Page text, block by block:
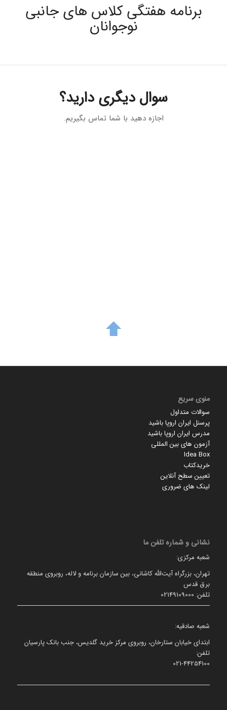
برنامه هفتگی کلاس های جانبی
نوجوانان
سوال دیگری دارید؟
اجازه دهید با شما تماس بگیریم.
منوی سریع
سوالات متداول
پرسنل ایران اروپا باشید
مدرس ایران اروپا باشید
آزمون های بین المللی
Idea Box
خریدکتاب
تعیین سطح آنلاین
لینک های ضروری
نشانی و شماره تلفن ما
شعبه مرکزی:
تهران، بزرگراه آیت‌الله کاشانی، بین سازمان برنامه و لاله، روبروی منطقه
برق قدس
تلفن: 02149109000
شعبه صادقیه:
ابتدای خیابان ستارخان، روبروی مرکز خرید گلدیس، جنب بانک پارسیان
تلفن:
021-44254100